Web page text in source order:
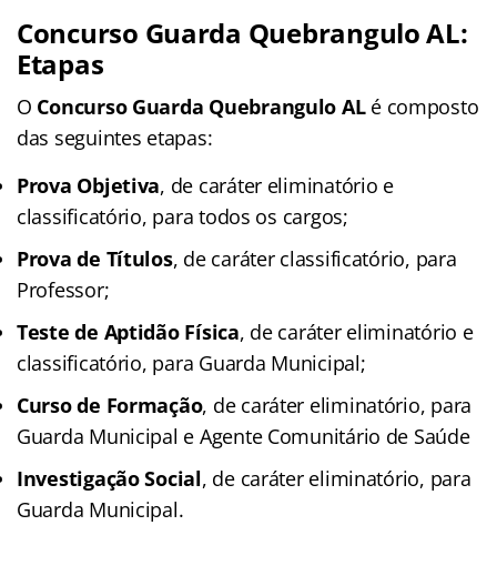
Concurso Guarda Quebrangulo AL:
Etapas
O Concurso Guarda Quebrangulo ALé composto
das seguintes etapas:
Prova Objetiva, de caráter eliminatório e
classificatório, para todos os cargos;
Prova de Títulos, de caráter classificatório, para
Professor;
Teste de Aptidão Física, de caráter eliminatório e
classificatório, para Guarda Municipal;
Curso de Formação, de caráter eliminatório, para
Guarda Municipal e Agente Comunitário de Saúde
Investigação Social, de caráter eliminatório, para
Guarda Municipal.